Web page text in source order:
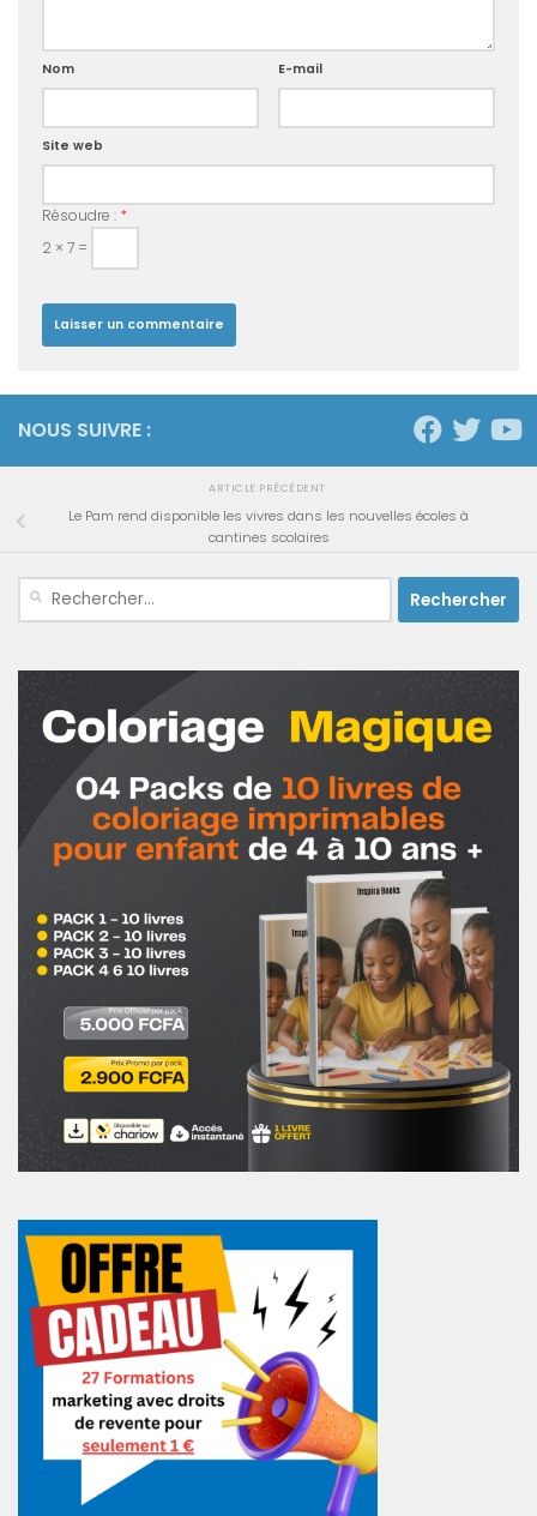
Nom E-mail
Site web
Résoudre : *
2 × 7 =
NOUS SUIVRE :
ARTICLE PRÉCÉDENT
Le Pam rend disponible les vivres dans les nouvelles écoles à
cantines scolaires
Rechercher :